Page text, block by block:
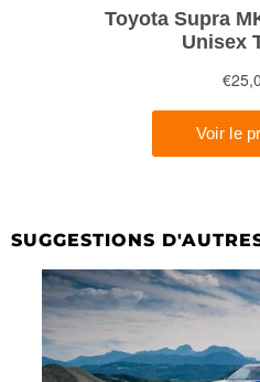
SUGGESTIONS